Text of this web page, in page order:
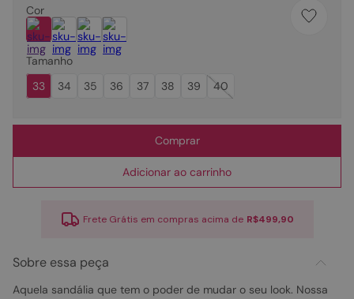
Cor
Tamanho
33
34 35 36 37 38 39 40
Comprar
Adicionar ao carrinho
Frete Grátis em compras acima de R$499,90
Sobre essa peça
Aquela sandália que tem o poder de mudar o seu look. Nossa
sapatilha
óculos
10º couro